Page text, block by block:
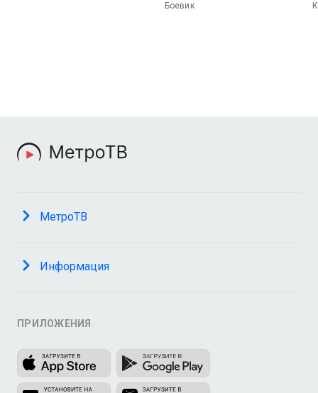
Боевик
МетроТВ
Информация
ПРИЛОЖЕНИЯ